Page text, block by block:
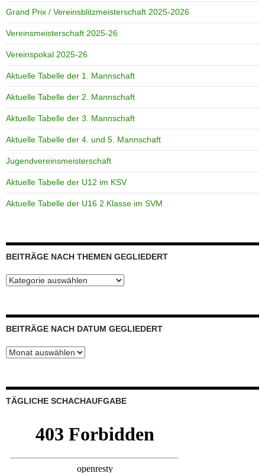
Grand Prix / Vereinsblitzmeisterschaft 2025-2026
Vereinsmeisterschaft 2025-26
Vereinspokal 2025-26
Aktuelle Tabelle der 1. Mannschaft
Aktuelle Tabelle der 2. Mannschaft
Aktuelle Tabelle der 3. Mannschaft
Aktuelle Tabelle der 4. und 5. Mannschaft
Jugendvereinsmeisterschaft
Aktuelle Tabelle der U12 im KSV
Aktuelle Tabelle der U16 2.Klasse im SVM
BEITRÄGE NACH THEMEN GEGLIEDERT
Beiträge
BEITRÄGE NACH DATUM GEGLIEDERT
Beiträge
TÄGLICHE SCHACHAUFGABE